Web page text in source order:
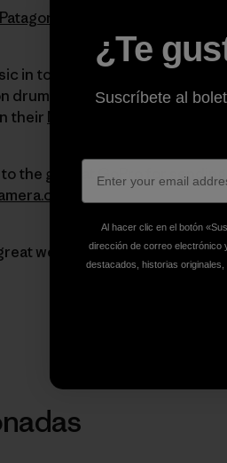
Patagonia Ambassador Mary
in today's video is by local
drums. Definitely check
their MySpace page
the guys at GoPro
for
weekend everybody.
¿Te
Suscríbete al
Al hacer clic en el botón
dirección de correo electrónico
destacados, historias